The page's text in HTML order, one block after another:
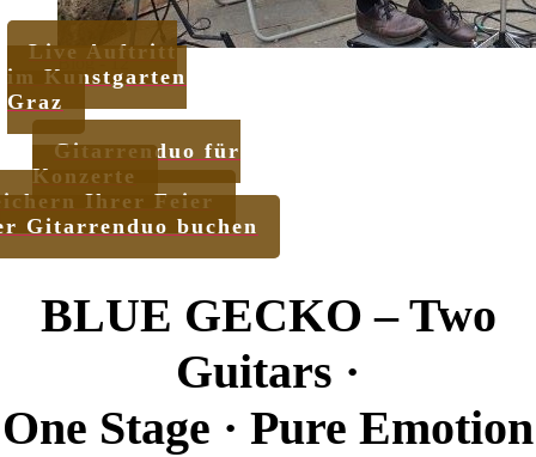
Blog - 12
Live Auftritt
im Kunstgarten
Graz
Gitarrenduo für
Konzerte
Ihrer Feier
Gitarrenduo buchen
BLUE GECKO – Two
Guitars ·
One Stage · Pure Emotion